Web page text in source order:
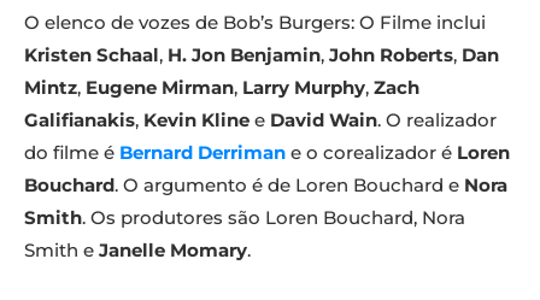
O elenco de vozes de Bob’s Burgers: O Filme inclui
Kristen Schaal, H. Jon Benjamin, John Roberts, Dan
Mintz, Eugene Mirman, Larry Murphy, Zach
Galifianakis, Kevin Kline e David Wain. O realizador
do filme é Bernard Derriman e o corealizador é Loren
Bouchard. O argumento é de Loren Bouchard e Nora
Smith. Os produtores são Loren Bouchard, Nora
Smith e Janelle Momary.